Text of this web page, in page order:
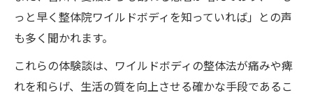
と痺れを和らげる
整体の力で日常生活を取り戻す秘訣
ワイルドボディの整体施術がもたらす健康
的な変化
っと早く整体院ワイルドボディを知っていれば」との声
も多く聞かれます。
これらの体験談は、ワイルドボディの整体法が痛みや痺
れを和らげ、生活の質を向上させる確かな手段であるこ